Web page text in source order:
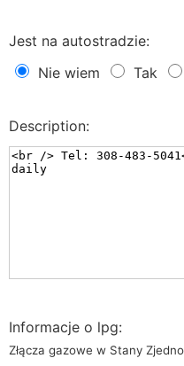
Jest na autostradzie:
Nie wiem
Tak
Description:
Informacje o lpg:
Złącza gazowe w Stany